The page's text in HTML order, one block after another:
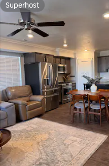
gosti”
ocjena: 5/5, recenzija: 30
Superhost
Superhost